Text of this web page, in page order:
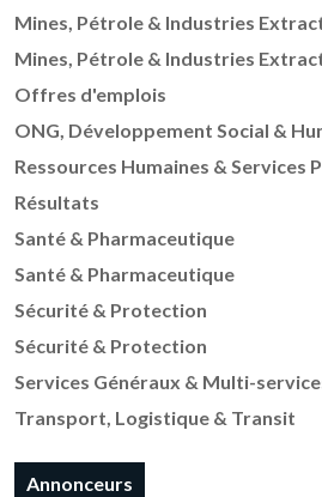
Mines, Pétrole & Industries
Mines, Pétrole & Industries
Offres d'emplois
ONG, Développement Social &
Ressources Humaines & Services
Résultats
Santé & Pharmaceutique
Santé & Pharmaceutique
Sécurité & Protection
Sécurité & Protection
Services Généraux & Multi-
Transport, Logistique & Transit
Annonceurs